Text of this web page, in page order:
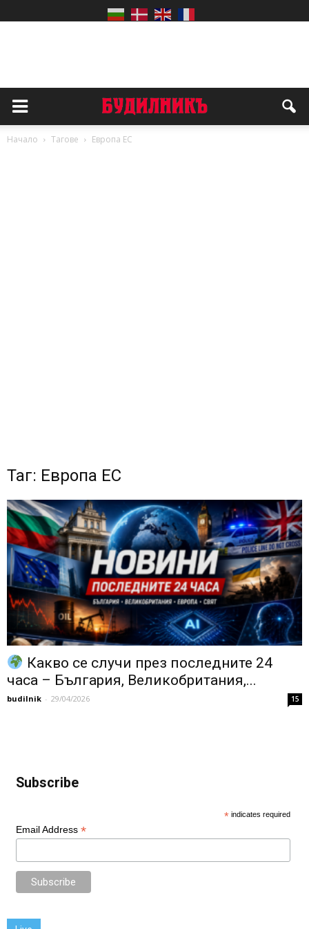
Начало Тагове Европа ЕС
Таг: Европа ЕС
Какво се случи през последните 24
часа – България, Великобритания,...
budilnik - 29/04/2026 15
Subscribe
* indicates required
Email Address *